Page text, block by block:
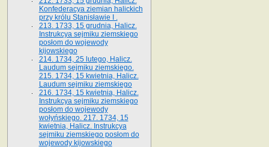
Konfederacya ziemian halickich
przy królu Stanisławie I .
213. 1733, 15 grudnia, Halicz.
Instrukcya sejmiku ziemskiego
posłom do wojewody
kijowskiego
214. 1734, 25 lutego, Halicz.
Laudum sejmiku ziemskiego.
215. 1734, 15 kwietnia, Halicz.
Laudum sejmiku ziemskiego
216. 1734, 15 kwietnia, Halicz.
Instrukcya sejmiku ziemskiego
posłom do wojewody
wołyńskiego. 217. 1734, 15
kwietnia, Halicz. Instrukcya
sejmiku ziemskiego posłom do
wojewody kijowskiego